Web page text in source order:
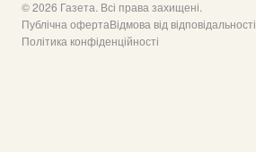
© 2026 Газета. Всі права захищені.
Публічна офертаВідмова від відповідальності
Політика конфіденційності